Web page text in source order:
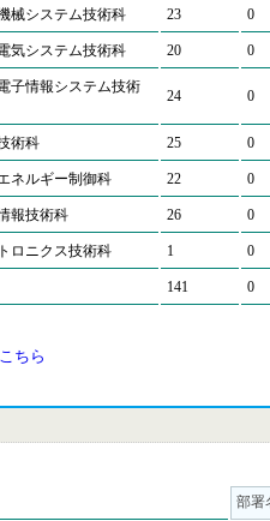
械システム技術科 23 0
気システム技術科 20 0
子情報システム技術
24 0
術科 25 0
ネルギー制御科 22 0
報技術科 26 0
ロニクス技術科 1 0
141 0
ちら
部署